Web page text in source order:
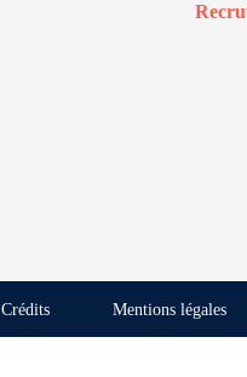
Crédits Mentions légales